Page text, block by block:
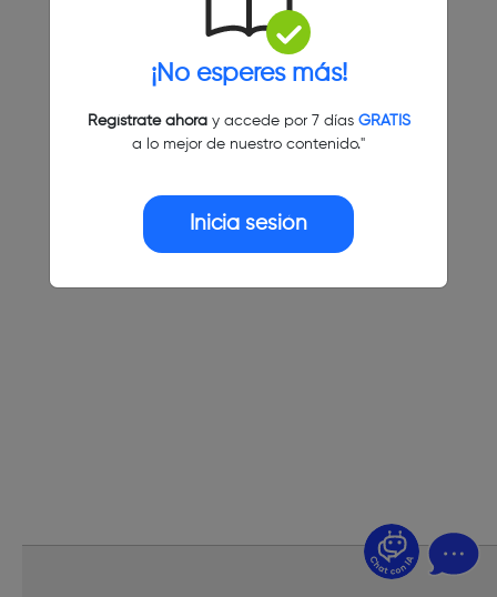
¡No esperes más!
Regístrate ahoray accede por 7 días GRATIS
a lo mejor de nuestro contenido."
Inicia sesión